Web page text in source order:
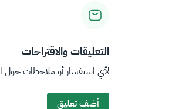
التعليقات والاقتراحات
لأي استفسار أو ملاحظات حول
أضف تعليق